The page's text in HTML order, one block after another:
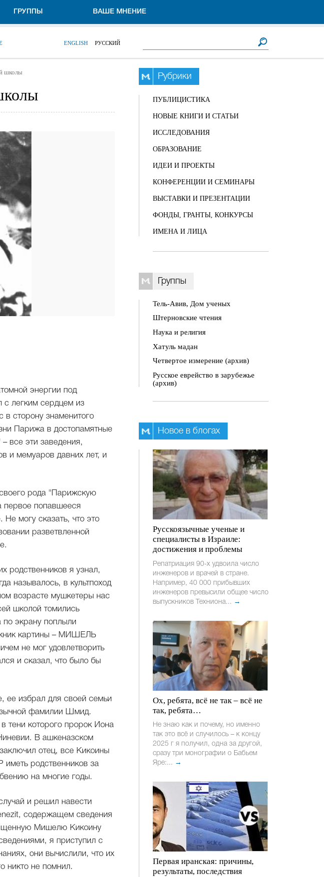
ГРУППЫ ВАШЕ МНЕНИЕ
ENGLISH РУССКИЙ
школы
энергии под
с легким сердцем из
в сторону знаменитого
Парижа в достопамятные
все эти заведения,
и мемуаров давних лет, и
рода "Парижскую
первое попавшееся
Не могу сказать, что это
разветвленной
родственников я узнал,
называлось, в культпоход
возрасте мушкетеры нас
школой томились
по экрану поплыли
картины – МИШЕЛЬ
не мог удовлетворить
и сказал, что было бы
ее избрал для своей семьи
фамилии Шмид.
тени которого пророк Иона
В ашкеназском
отец, все Кикоины
родственников за
на многие годы.
и решил навести
содержащем сведения
Мишелю Кикоину
я приступил с
они вычислили, что их
никто не помнил.
Рубрики
ПУБЛИЦИСТИКА
НОВЫЕ КНИГИ И СТАТЬИ
ИССЛЕДОВАНИЯ
ОБРАЗОВАНИЕ
ИДЕИ И ПРОЕКТЫ
КОНФЕРЕНЦИИ И СЕМИНАРЫ
ВЫСТАВКИ И ПРЕЗЕНТАЦИИ
ФОНДЫ, ГРАНТЫ, КОНКУРСЫ
ИМЕНА И ЛИЦА
Группы
Тель-Авив, Дом ученых
Штерновские чтения
Наука и религия
Хатуль мадан
Четвертое измерение (архив)
Русское еврейство в зарубежье
(архив)
Новое в блогах
Русскоязычные ученые и
специалисты в Израиле:
достижения и проблемы
Репатриация 90-х удвоила число
инженеров и врачей в стране.
Например, 40 000 прибывших
инженеров превысили общее число
выпускников Техниона... →
Ох, ребята, всё не так – всё не
так, ребята…
Не знаю как и почему, но именно
так это всё и случилось – к концу
2025 г я получил, одна за другой,
сразу три монографии о Бабьем
Яре:... →
Первая иранская: причины,
результаты, последствия